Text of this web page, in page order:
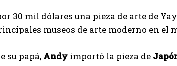
30 mil dólares una pieza de arte de
museos de arte moderno en el
su papá, Andy importó la pieza de